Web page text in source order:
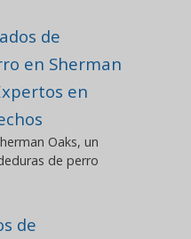
de
en Sherman
en
Oaks, un
de perro
de